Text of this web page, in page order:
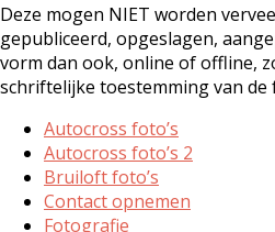
Deze mogen NIET worden
gepubliceerd, opgeslagen,
vorm dan ook, online of offline,
schriftelijke toestemming van de
Autocross foto’s
Autocross foto’s 2
Bruiloft foto’s
Contact opnemen
Fotografie